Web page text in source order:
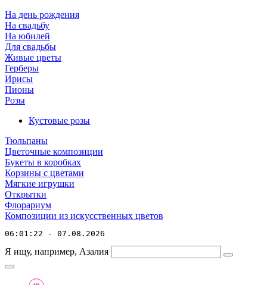
На день рождения
На свадьбу
На юбилей
Для свадьбы
Живые цветы
Герберы
Ирисы
Пионы
Розы
Кустовые розы
Тюльпаны
Цветочные композиции
Букеты в коробках
Корзины с цветами
Мягкие игрушки
Открытки
Флорариум
Композиции из искусственных цветов
06:01:22 - 07.08.2026
Я ищу, например, Азалия